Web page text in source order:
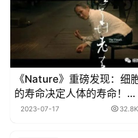
《Nature》重磅发现：细
的寿命决定人体的寿命！疾
病是细胞在喊救命，是衰老
2023-07-17 32.8K